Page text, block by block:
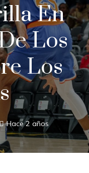
En
Los
Los
Hace 2 años